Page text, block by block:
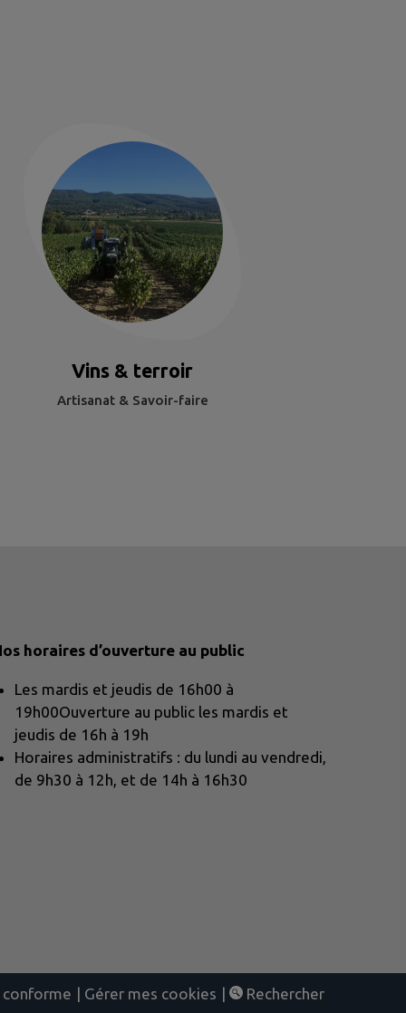
Vins & terroir
Artisanat & Savoir-faire
horaires d’ouverture au public
Les mardis et jeudis de 16h00 à
19h00Ouverture au public les mardis et
jeudis de 16h à 19h
Horaires administratifs : du lundi au vendredi,
de 9h30 à 12h, et de 14h à 16h30
Gérer mes cookies
Rechercher